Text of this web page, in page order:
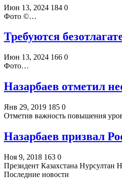
Июн 13, 2024 184 0
Фото ©️…
Требуются
Июн 13, 2024 166 0
Фото…
Назарбаев отметил
Янв 29, 2019 185 0
Отметив важность повышения
Назарбаев призвал
Ноя 9, 2018 163 0
Президент Казахстана Нурсултан
Последние новости